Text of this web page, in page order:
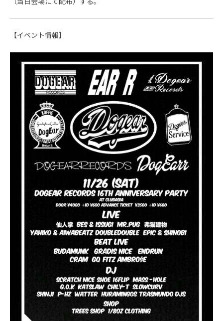
（当日会場にて配布）する。
【イベント情報】